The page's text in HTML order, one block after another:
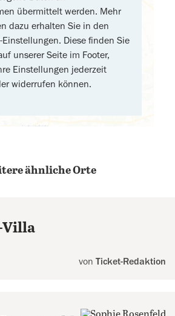
übermittelt werden. Mehr
dazu erhalten Sie in den
Einstellungen. Diese finden Sie
unserer Seite im Footer,
Einstellungen jederzeit
widerrufen können.
ähnliche Orte
Villa
von Ticket-Redaktion